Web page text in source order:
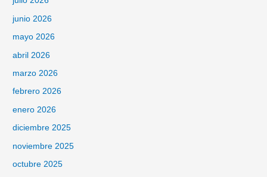
junio 2026
mayo 2026
abril 2026
marzo 2026
febrero 2026
enero 2026
diciembre 2025
noviembre 2025
octubre 2025